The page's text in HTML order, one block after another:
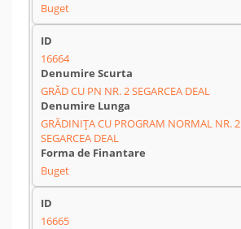
Buget
16664
GRĂD CU PN NR. 2 SEGARCEA DEAL
GRĂDINIȚA CU PROGRAM NORMAL NR. 2
SEGARCEA DEAL
Buget
16665